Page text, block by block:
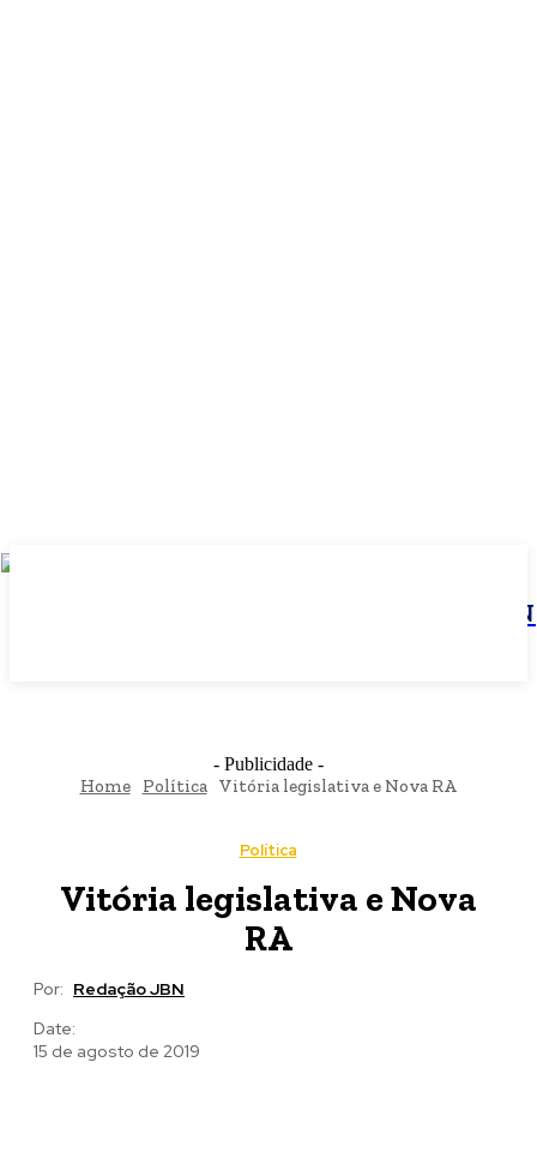
JBN
- Publicidade -
Home Política Vitória legislativa e Nova RA
Política
Vitória legislativa e Nova
RA
Por: Redação JBN
Date:
15 de agosto de 2019